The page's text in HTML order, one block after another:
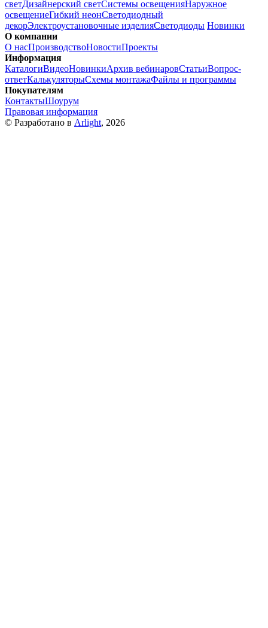
светДизайнерский светСистемы освещенияНаружное
освещениеГибкий неонСветодиодный
декорЭлектроустановочные изделияСветодиоды Новинки
О компании
О насПроизводствоНовостиПроекты
Информация
КаталогиВидеоНовинкиАрхив вебинаровСтатьиВопрос-
ответКалькуляторыСхемы монтажаФайлы и программы
Покупателям
КонтактыШоурум
Правовая информация
© Разработано в Arlight, 2026